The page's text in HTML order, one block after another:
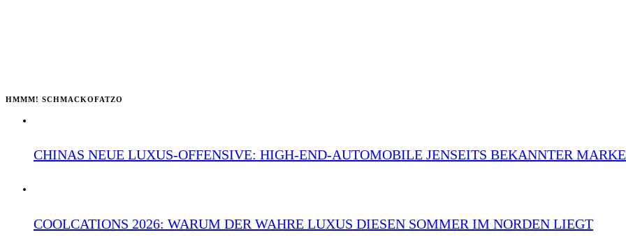
HMMM! SCHMACKOFATZO
CHINAS NEUE LUXUS-OFFENSIVE: HIGH-END-AUTOMOBILE JENSEITS BEKANNTER
COOLCATIONS 2026: WARUM DER WAHRE LUXUS DIESEN SOMMER IM NORDEN LIEGT